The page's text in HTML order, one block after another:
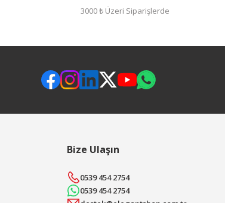
3000 ₺ Üzeri Siparişlerde
Bize Ulaşın
0539 454 2754
0539 454 2754